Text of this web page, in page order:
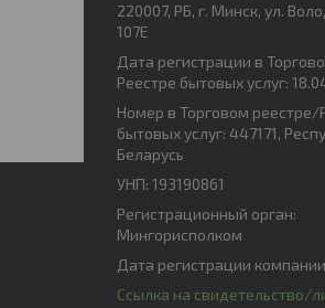
220007, РБ, г. Минск, ул.
107Е
Дата регистрации в
Реестре бытовых услуг:
Номер в Торговом реестре/
бытовых услуг: 447171,
Беларусь
УНП: 193190861
Регистрационный орган:
Мингорисполком
Дата регистрации
Ссылка на свидетельство/